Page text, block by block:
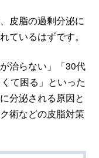
皮脂の過剰分泌に
ているはずです。
治らない」「30代
て困る」といった
分泌される原因と
術などの皮脂対策